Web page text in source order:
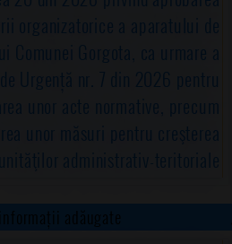
organizatorice a aparatului de
Comunei Gorgota, ca urmare a
Urgență nr. 7 din 2026 pentru
unor acte normative, precum
unor măsuri pentru creşterea
administrativ-teritoriale
adăugate